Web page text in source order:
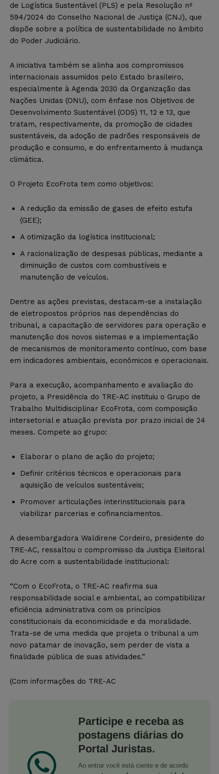
de Logística Sustentável (PLS) e pela Resolução nº
594/2024 do Conselho Nacional de Justiça (CNJ), que
dispõe sobre a política de sustentabilidade no âmbito
do Poder Judiciário.
A iniciativa também se alinha aos compromissos
internacionais assumidos pelo Estado brasileiro,
especialmente à Agenda 2030 da Organização das
Nações Unidas (ONU), com ênfase nos Objetivos de
Desenvolvimento Sustentável (ODS) 11, 12 e 13, que
tratam, respectivamente, da promoção de cidades
sustentáveis, da adoção de padrões responsáveis de
produção e consumo, e do enfrentamento à mudança
climática.
O Projeto EcoFrota tem como objetivos:
A redução da emissão de gases de efeito estufa
(GEE);
A otimização da logística institucional;
A racionalização de despesas públicas, mediante a
diminuição de custos com combustíveis e
manutenção de veículos.
Dentre as ações previstas, destacam-se a instalação
de eletropostos próprios nas dependências do
tribunal, a capacitação de servidores para operação e
manutenção dos novos sistemas e a implementação
de mecanismos de monitoramento contínuo, com base
em indicadores ambientais, econômicos e operacionais.
Para a execução, acompanhamento e avaliação do
projeto, a Presidência do TRE-AC instituiu o Grupo de
Trabalho Multidisciplinar EcoFrota, com composição
intersetorial e atuação prevista por prazo inicial de 24
meses. Compete ao grupo:
Elaborar o plano de ação do projeto;
Definir critérios técnicos e operacionais para
aquisição de veículos sustentáveis;
Promover articulações interinstitucionais para
viabilizar parcerias e cofinanciamentos.
A desembargadora Waldirene Cordeiro, presidente do
TRE-AC, ressaltou o compromisso da Justiça Eleitoral
do Acre com a sustentabilidade institucional:
“Com o EcoFrota, o TRE-AC reafirma sua
responsabilidade social e ambiental, ao compatibilizar
eficiência administrativa com os princípios
constitucionais da economicidade e da moralidade.
Trata-se de uma medida que projeta o tribunal a um
novo patamar de inovação, sem perder de vista a
finalidade pública de suas atividades.”
(Com informações do TRE-AC
Participe e receba as
postagens diárias do
Portal Juristas.
Ao entrar você está ciente e de acordo